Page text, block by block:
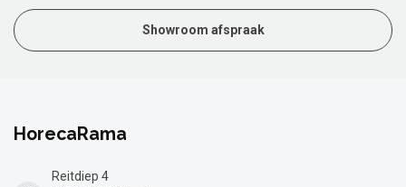
Showroom afspraak
HorecaRama
Reitdiep 4